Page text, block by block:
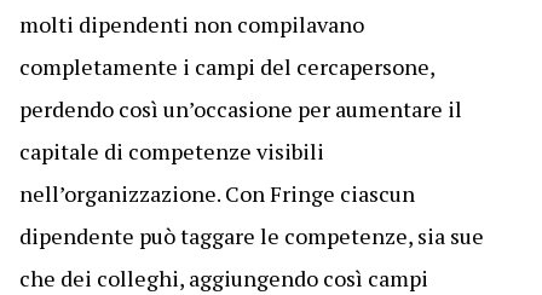
molti dipendenti non compilavano
completamente i campi del cercapersone,
perdendo così un’occasione per aumentare il
capitale di competenze visibili
nell’organizzazione. Con Fringe ciascun
dipendente può taggare le competenze, sia sue
che dei colleghi, aggiungendo così campi